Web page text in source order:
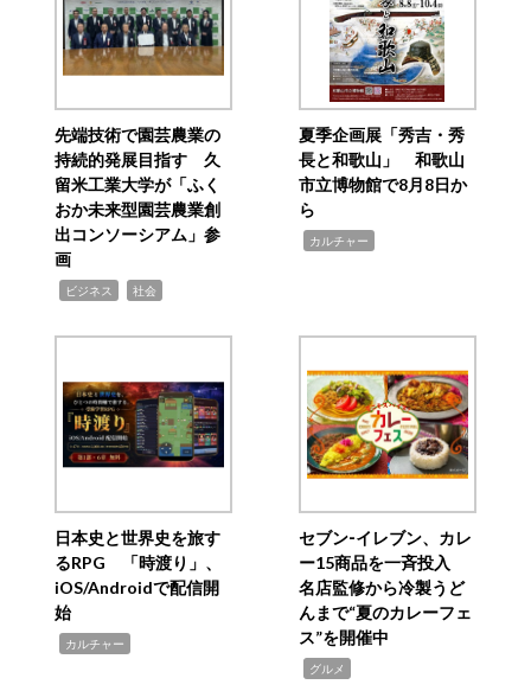
先端技術で園芸農業の
持続的発展目指す 久
留米工業大学が「ふく
おか未来型園芸農業創
出コンソーシアム」参
画
ビジネス 社会
夏季企画展「秀吉・秀
長と和歌山」 和歌山
市立博物館で8月8日か
ら
カルチャー
日本史と世界史を旅す
るRPG 「時渡り」、
iOS/Androidで配信開
始
カルチャー
セブン‐イレブン、カレ
ー15商品を一斉投入
名店監修から冷製うど
んまで“夏のカレーフェ
ス”を開催中
グルメ